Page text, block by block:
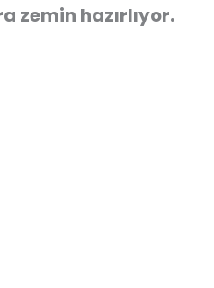
zemin hazırlıyor.